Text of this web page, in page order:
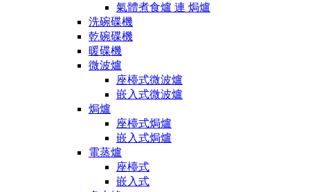
氣體煮食爐 連 焗爐
洗碗碟機
乾碗碟機
暖碟機
微波爐
座檯式微波爐
嵌入式微波爐
焗爐
座檯式焗爐
嵌入式焗爐
電蒸爐
座檯式
嵌入式